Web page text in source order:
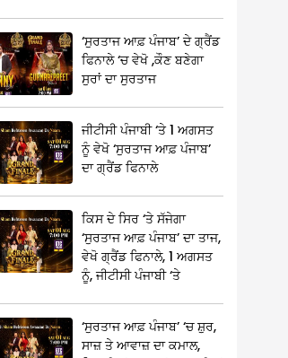
‘ਸੁਰਤਾਜ ਆਫ਼ ਪੰਜਾਬ’ ਦੇ ਗ੍ਰੈਂਡ
ਫਿਨਾਲੇ ‘ਚ ਵੇਖੋ ,ਕੌਣ ਬਣੇਗਾ
ਸੁਰਾਂ ਦਾ ਸੁਰਤਾਜ
ਜੀਟੀਸੀ ਪੰਜਾਬੀ ‘ਤੇ 1 ਅਗਸਤ
ਨੂੰ ਵੇਖੋ ‘ਸੁਰਤਾਜ ਆਫ਼ ਪੰਜਾਬ’
ਦਾ ਗ੍ਰੈਂਡ ਫਿਨਾਲੇ
ਕਿਸ ਦੇ ਸਿਰ ‘ਤੇ ਸੱਜੇਗਾ
‘ਸੁਰਤਾਜ ਆਫ਼ ਪੰਜਾਬ’ ਦਾ ਤਾਜ,
ਵੇਖੋ ਗ੍ਰੈਂਡ ਫਿਨਾਲੇ, 1 ਅਗਸਤ
ਨੂੰ, ਜੀਟੀਸੀ ਪੰਜਾਬੀ ‘ਤੇ
‘ਸੁਰਤਾਜ ਆਫ਼ ਪੰਜਾਬ’ ‘ਚ ਸ਼ੁਰ,
ਸਾਜ਼ ਤੇ ਆਵਾਜ਼ ਦਾ ਕਮਾਲ,